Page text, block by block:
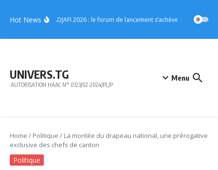
Hot NewsFoire ADJAFI 2026 : le forum de lancement s’achève à Kpalimé
UNIVERS.TG
AUTORISATION HAAC N° 0123/02-2024/PL/P
Menu
Home / Politique / La montée du drapeau national, une prérogative
exclusive des chefs de canton
Politique